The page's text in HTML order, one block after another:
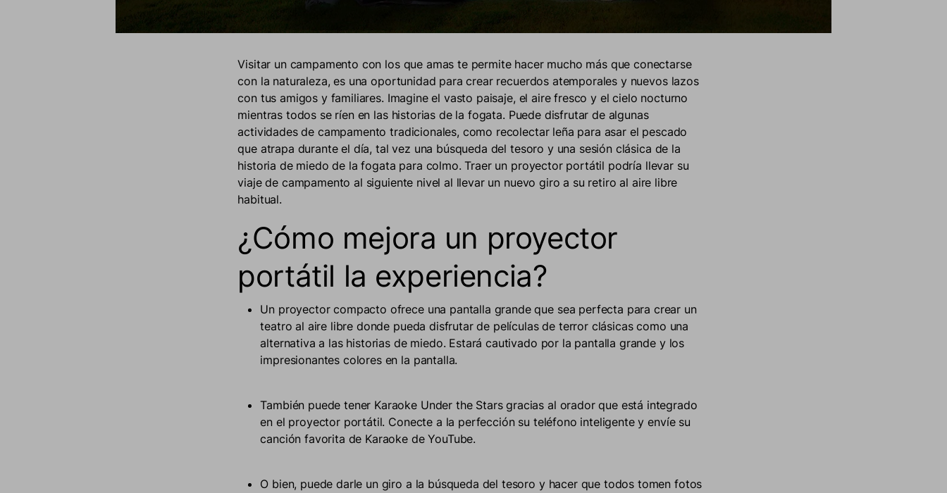
Visitar un campamento con los que amas te permite hacer mucho más que conectarse
con la naturaleza, es una oportunidad para crear recuerdos atemporales y nuevos lazos
con tus amigos y familiares. Imagine el vasto paisaje, el aire fresco y el cielo nocturno
mientras todos se ríen en las historias de la fogata. Puede disfrutar de algunas
actividades de campamento tradicionales, como recolectar leña para asar el pescado
que atrapa durante el día, tal vez una búsqueda del tesoro y una sesión clásica de la
historia de miedo de la fogata para colmo. Traer un proyector portátil podría llevar su
viaje de campamento al siguiente nivel al llevar un nuevo giro a su retiro al aire libre
habitual.
¿Cómo mejora un proyector
portátil la experiencia?
Un proyector compacto ofrece una pantalla grande que sea perfecta para crear un
teatro al aire libre donde pueda disfrutar de películas de terror clásicas como una
alternativa a las historias de miedo. Estará cautivado por la pantalla grande y los
impresionantes colores en la pantalla.
También puede tener Karaoke Under the Stars gracias al orador que está integrado
en el proyector portátil. Conecte a la perfección su teléfono inteligente y envíe su
canción favorita de Karaoke de YouTube.
O bien, puede darle un giro a la búsqueda del tesoro y hacer que todos tomen fotos